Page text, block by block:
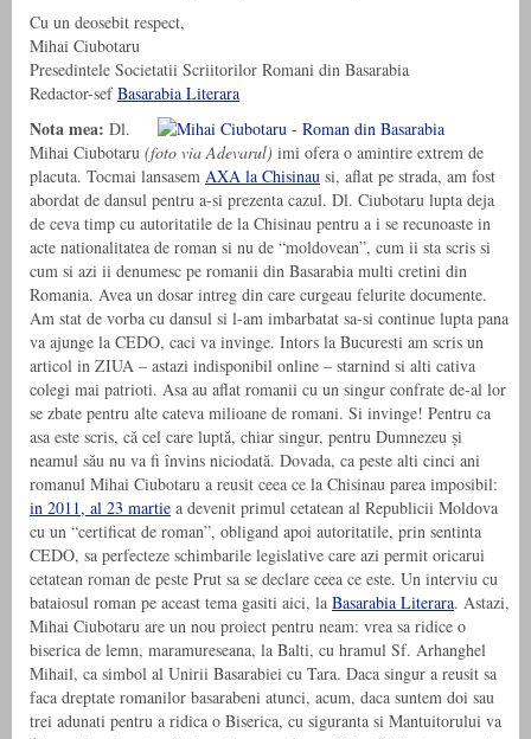
Cu un deosebit respect,
Mihai Ciubotaru
Presedintele Societatii Scriitorilor Romani din Basarabia
Redactor-sefBasarabia Literara
Nota mea: Dl.
Mihai Ciubotaru (foto via Adevarul) imi ofera o amintire extrem de
placuta. Tocmai lansasem AXA la Chisinau si, aflat pe strada, am fost
abordat de dansul pentru a-si prezenta cazul. Dl. Ciubotaru lupta deja
de ceva timp cu autoritatile de la Chisinau pentru a i se recunoaste in
acte nationalitatea de roman si nu de “moldovean”, cum ii sta scris si
cum si azi ii denumesc pe romanii din Basarabia multi cretini din
Romania. Avea un dosar intreg din care curgeau felurite documente.
Am stat de vorba cu dansul si l-am imbarbatat sa-si continue lupta pana
va ajunge la CEDO, caci va invinge. Intors la Bucuresti am scris un
articol in ZIUA – astazi indisponibil online – starnind si alti cativa
colegi mai patrioti. Asa au aflat romanii cu un singur confrate de-al lor
se zbate pentru alte cateva milioane de romani. Si invinge! Pentru ca
asa este scris, că cel care luptă, chiar singur, pentru Dumnezeu și
neamul său nu va fi învins niciodată. Dovada, ca peste alti cinci ani
romanul Mihai Ciubotaru a reusit ceea ce la Chisinau parea imposibil:
in 2011, al 23 martie a devenit primul cetatean al Republicii Moldova
cu un “certificat de roman”, obligand apoi autoritatile, prin sentinta
CEDO, sa perfecteze schimbarile legislative care azi permit oricarui
cetatean roman de peste Prut sa se declare ceea ce este. Un interviu cu
bataiosul roman pe aceast tema gasiti aici, la Basarabia Literara. Astazi,
Mihai Ciubotaru are un nou proiect pentru neam: vrea sa ridice o
biserica de lemn, maramureseana, la Balti, cu hramul Sf. Arhanghel
Mihail, ca simbol al Unirii Basarabiei cu Tara. Daca singur a reusit sa
faca dreptate romanilor basarabeni atunci, acum, daca suntem doi sau
trei adunati pentru a ridica o Biserica, cu siguranta si Mantuitorului va